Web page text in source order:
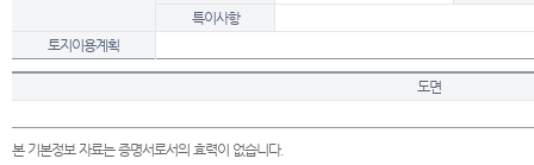
특이사항
토지이용계획
도면
본 기본정보 자료는 증명서로서의 효력이 없습니다.